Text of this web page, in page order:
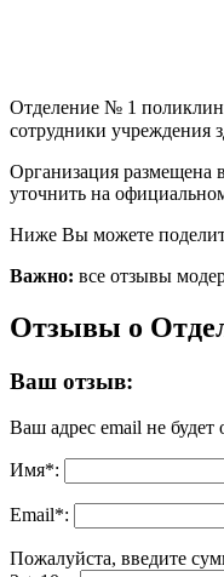
Отделение № 1
сотрудники учреждения
Организация размещена
уточнить на
Ниже Вы можете
Важно: все отзывы
Отзывы о
Ваш отзыв:
Ваш адрес email не будет
Имя*:
Email*:
Пожалуйста, введите